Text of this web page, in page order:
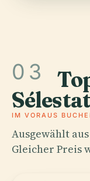
03
Sélestat
IM VORAUS
Ausgewählt
Gleicher Preis